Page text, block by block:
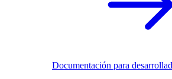
Documentación para